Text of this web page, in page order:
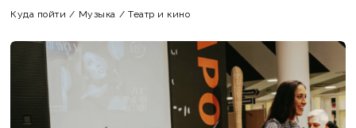
Куда пойти / Музыка / Театр и кино